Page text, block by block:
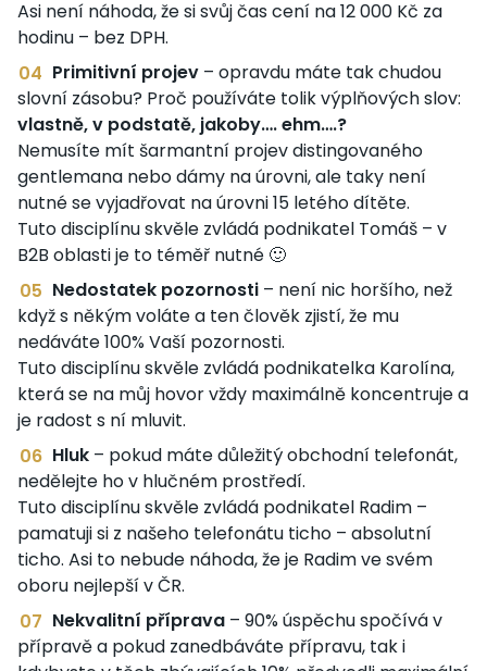
Asi není náhoda, že si svůj čas cení na 12 000 Kč za
hodinu – bez DPH.
Primitivní projev – opravdu máte tak chudou
slovní zásobu? Proč používáte tolik výplňových slov:
vlastně, v podstatě, jakoby…. ehm….?
Nemusíte mít šarmantní projev distingovaného
gentlemana nebo dámy na úrovni, ale taky není
nutné se vyjadřovat na úrovni 15 letého dítěte.
Tuto disciplínu skvěle zvládá podnikatel Tomáš – v
B2B oblasti je to téměř nutné 🙂
Nedostatek pozornosti – není nic horšího, než
když s někým voláte a ten člověk zjistí, že mu
nedáváte 100% Vaší pozornosti.
Tuto disciplínu skvěle zvládá podnikatelka Karolína,
která se na můj hovor vždy maximálně koncentruje a
je radost s ní mluvit.
Hluk – pokud máte důležitý obchodní telefonát,
nedělejte ho v hlučném prostředí.
Tuto disciplínu skvěle zvládá podnikatel Radim –
pamatuji si z našeho telefonátu ticho – absolutní
ticho. Asi to nebude náhoda, že je Radim ve svém
oboru nejlepší v ČR.
Nekvalitní příprava – 90% úspěchu spočívá v
přípravě a pokud zanedbáváte přípravu, tak i